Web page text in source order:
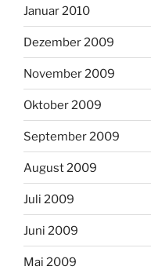
Januar 2010
Dezember 2009
November 2009
Oktober 2009
September 2009
August 2009
Juli 2009
Juni 2009
Mai 2009